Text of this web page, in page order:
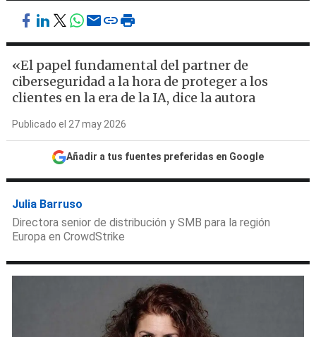
«El papel fundamental del partner de
ciberseguridad a la hora de proteger a los
clientes en la era de la IA, dice la autora
Publicado el 27 may 2026
Añadir a tus fuentes preferidas en Google
Julia Barruso
Directora senior de distribución y SMB para la región
Europa en CrowdStrike